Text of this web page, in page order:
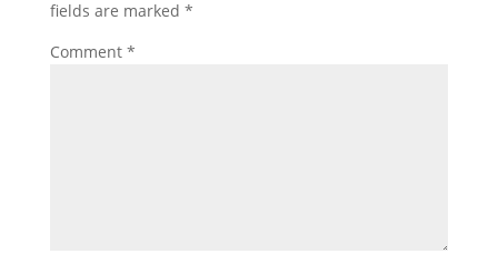
fields are marked *
Comment *